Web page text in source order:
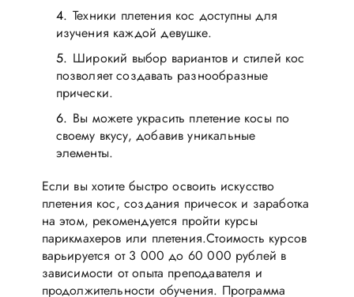
Техники плетения кос доступны для
изучения каждой девушке.
Широкий выбор вариантов и стилей кос
позволяет создавать разнообразные
прически.
Вы можете украсить плетение косы по
своему вкусу, добавив уникальные
элементы.
Если вы хотите быстро освоить искусство
плетения кос, создания причесок и заработка
на этом, рекомендуется пройти курсы
парикмахеров или плетения.Стоимость курсов
варьируется от 3 000 до 60 000 рублей в
зависимости от опыта преподавателя и
продолжительности обучения. Программа